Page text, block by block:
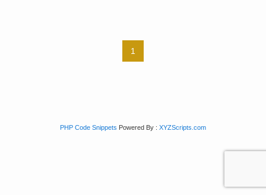
1
PHP Code Snippets Powered By : XYZScripts.com